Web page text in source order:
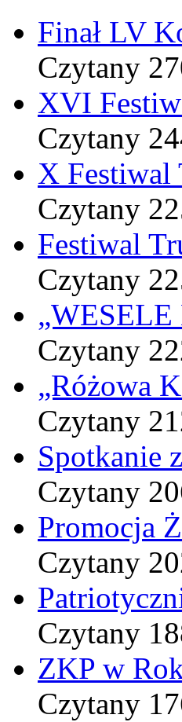
Finał LV
Czytany
XVI
Czytany
X Festiwal
Czytany
Festiwal
Czytany
Czytany
„Różowa
Czytany
Spotkanie
Czytany
Promocja
Czytany
Czytany
ZKP w
Czytany